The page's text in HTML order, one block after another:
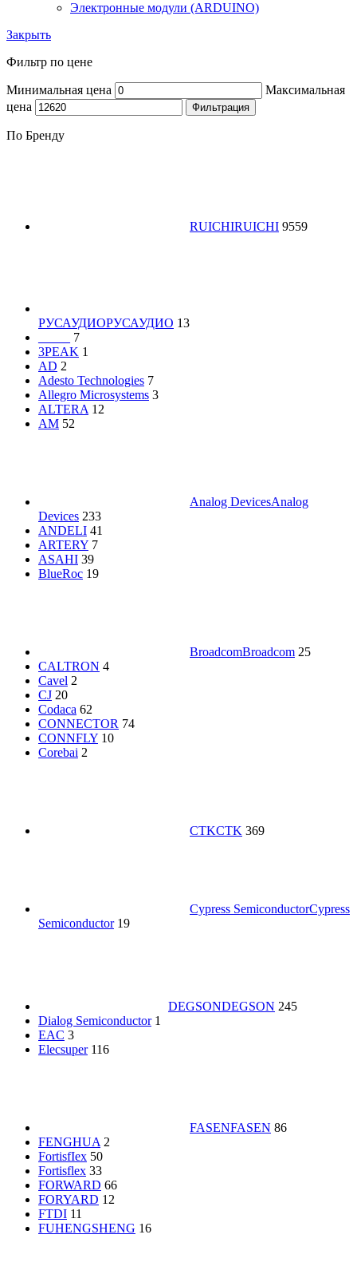
Электронные модули (ARDUINO)
Закрыть
Фильтр по цене
Минимальная цена
Максимальная
цена
Фильтрация
По Бренду
RUICHIRUICHI 9559
РУСАУДИОРУСАУДИО 13
7
3PEAK 1
AD 2
Adesto Technologies 7
Allegro Microsystems 3
ALTERA 12
AM 52
Analog DevicesAnalog
Devices 233
ANDELI 41
ARTERY 7
ASAHI 39
BlueRoc 19
BroadcomBroadcom 25
CALTRON 4
Cavel 2
CJ 20
Codaca 62
CONNECTOR 74
CONNFLY 10
Corebai 2
CTKCTK 369
Cypress SemiconductorCypress
Semiconductor 19
DEGSONDEGSON 245
Dialog Semiconductor 1
EAC 3
Elecsuper 116
FASENFASEN 86
FENGHUA 2
FortisfIex 50
Fortisflex 33
FORWARD 66
FORYARD 12
FTDI 11
FUHENGSHENG 16